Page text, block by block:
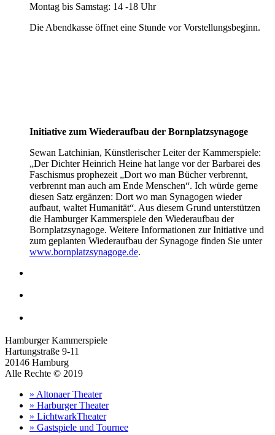
Montag bis Samstag: 14 -18 Uhr
Die Abendkasse öffnet eine Stunde vor Vorstellungsbeginn.
Initiative zum Wiederaufbau der Bornplatzsynagoge
Sewan Latchinian, Künstlerischer Leiter der Kammerspiele:
„Der Dichter Heinrich Heine hat lange vor der Barbarei des
Faschismus prophezeit „Dort wo man Bücher verbrennt,
verbrennt man auch am Ende Menschen“. Ich würde gerne
diesen Satz ergänzen: Dort wo man Synagogen wieder
aufbaut, waltet Humanität“. Aus diesem Grund unterstützen
die Hamburger Kammerspiele den Wiederaufbau der
Bornplatzsynagoge. Weitere Informationen zur Initiative und
zum geplanten Wiederaufbau der Synagoge finden Sie unter
www.bornplatzsynagoge.de.
Hamburger Kammerspiele
Hartungstraße 9-11
20146 Hamburg
Alle Rechte © 2019
» Altonaer Theater
» Harburger Theater
» LichtwarkTheater
» Gastspiele und Tournee